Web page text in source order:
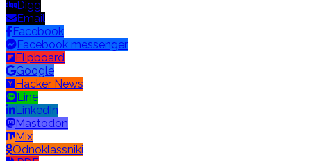
Digg
Email
Facebook
Facebook messenger
Flipboard
Google
Hacker News
Line
LinkedIn
Mastodon
Mix
Odnoklassniki